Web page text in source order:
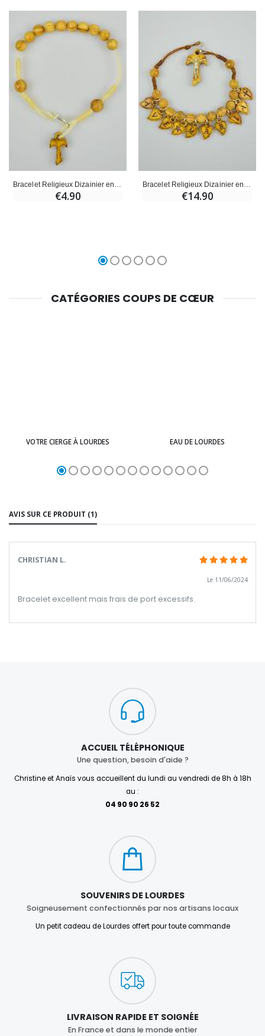
€4.90 €14.90
CATÉGORIES COUPS DE CŒUR
VOTRE CIERGE À LOURDES EAU DE LOURDES
AVIS SUR CE PRODUIT (1)
CHRISTIAN L.
Le 11/06/2024
Bracelet excellent mais frais de port excessifs.
ACCUEIL TÉLÉPHONIQUE
Une question, besoin d'aide ?
Christine et Anaïs vous accueillent du lundi au vendredi de 8h à 18h
au :
04 90 90 26 52
SOUVENIRS DE LOURDES
Soigneusement confectionnés par nos artisans locaux
Un petit cadeau de Lourdes offert pour toute commande
LIVRAISON RAPIDE ET SOIGNÉE
En France et dans le monde entier